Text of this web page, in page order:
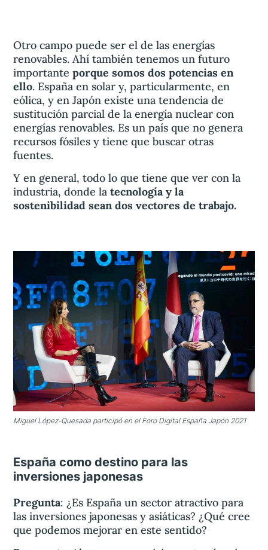
Otro campo puede ser el de las energías
renovables. Ahí también tenemos un futuro
importante porque somos dos potencias en
ello. España en solar y, particularmente, en
eólica, y en Japón existe una tendencia de
sustitución parcial de la energía nuclear con
energías renovables. Es un país que no genera
recursos fósiles y tiene que buscar otras
fuentes.
Y en general, todo lo que tiene que ver con la
industria, donde la tecnología y la
sostenibilidad sean dos vectores de trabajo.
Miguel López-Quesada participó en el Foro Digital España Japón 2021
España como destino para las
inversiones japonesas
Pregunta: ¿Es España un sector atractivo para
las inversiones japonesas y asiáticas? ¿Qué cree
que podemos mejorar en este sentido?